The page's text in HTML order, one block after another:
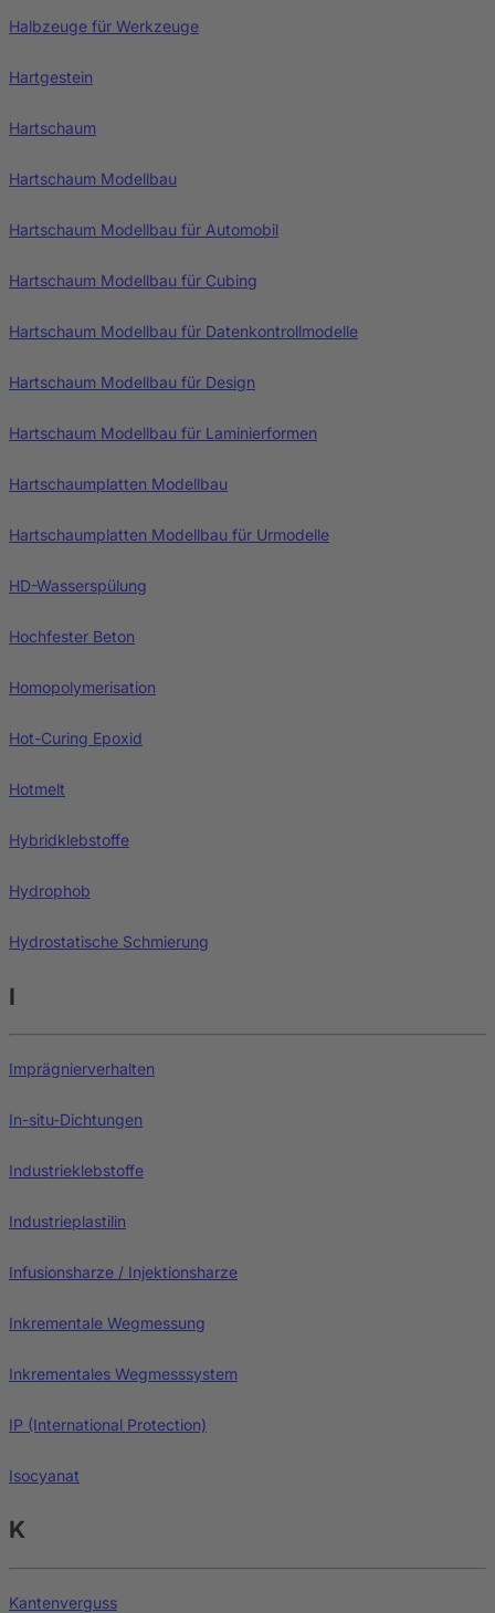
Halbzeuge für Werkzeuge
Hartgestein
Hartschaum
Hartschaum Modellbau
Hartschaum Modellbau für Automobil
Hartschaum Modellbau für Cubing
Hartschaum Modellbau für Datenkontrollmodelle
Hartschaum Modellbau für Design
Hartschaum Modellbau für Laminierformen
Hartschaumplatten Modellbau
Hartschaumplatten Modellbau für Urmodelle
HD-Wasserspülung
Hochfester Beton
Homopolymerisation
Hot-Curing Epoxid
Hotmelt
Hybridklebstoffe
Hydrophob
Hydrostatische Schmierung
I
Imprägnierverhalten
In-situ-Dichtungen
Industrieklebstoffe
Industrieplastilin
Infusionsharze / Injektionsharze
Inkrementale Wegmessung
Inkrementales Wegmesssystem
IP (International Protection)
Isocyanat
K
Kantenverguss